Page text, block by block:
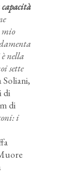
nella
sette
Soliani,
di
di
i